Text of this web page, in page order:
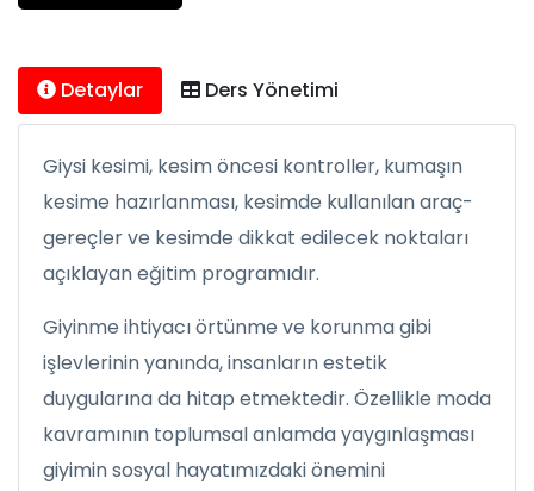
Detaylar Ders Yönetimi
Giysi kesimi, kesim öncesi kontroller, kumaşın
kesime hazırlanması, kesimde kullanılan araç-
gereçler ve kesimde dikkat edilecek noktaları
açıklayan eğitim programıdır.
Giyinme ihtiyacı örtünme ve korunma gibi
işlevlerinin yanında, insanların estetik
duygularına da hitap etmektedir. Özellikle moda
kavramının toplumsal anlamda yaygınlaşması
giyimin sosyal hayatımızdaki önemini